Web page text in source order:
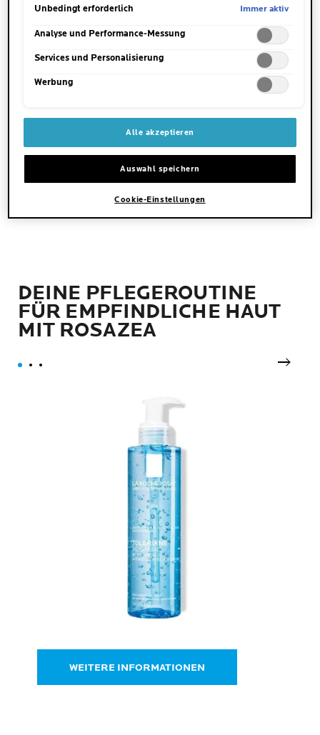
TOLERIANE
ROSALIAC AR LSF 30
Sternen.
Bewertungen
einer Aktion teil
Anti-UV-Feuchtigkeitscreme
gegen Rötungen
DEINE PFLEGEROUTINE
FÜR EMPFINDLICHE HAUT
MIT ROSAZEA
next
WEITERE INFORMATIONEN
speichern"). Die Auswahl kann jederzeit unter dem Link "Cookie-
unsere Datenschutzinformationen.
Unbedingt erforderlich Immer aktiv
Analyse und Performance-Messung
Services und Personalisierung
Werbung
Alle akzeptieren
Auswahl speichern
Cookie-Einstellungen